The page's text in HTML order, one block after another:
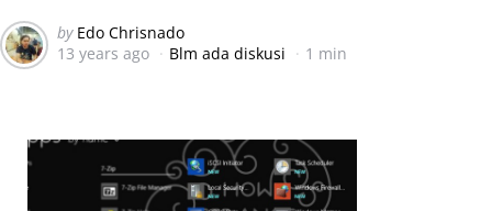
Posted
by
by Edo Chrisnado
13 years ago
Blm ada diskusi 1 min